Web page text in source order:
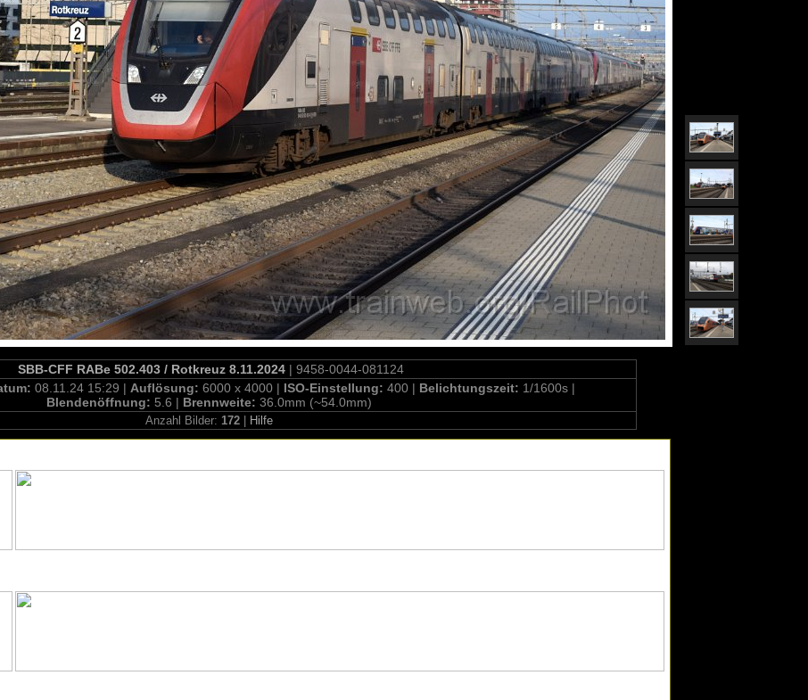
SBB-CFF RABe 502.403 / Rotkreuz 8.11.2024| 9458-0044-081124
08.11.24 15:29 | Auflösung: 6000 x 4000 | ISO-Einstellung: 400 | Belichtungszeit: 1/1600s |
Blendenöffnung: 5.6 | Brennweite: 36.0mm (~54.0mm)
Anzahl Bilder: 172| Hilfe